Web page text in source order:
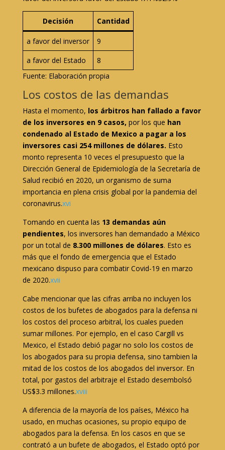
Decisión Cantidad
a favor del inversor
9
a favor del Estado
8
Fuente: Elaboración propia
Los costos de las demandas
Hasta el momento, los árbitros han fallado a favor
de los inversores en 9 casos, por los que han
condenado al Estado de Mexico a pagar a los
inversores casi 254millones de dólares. Esto
monto representa 10 veces el presupuesto que la
Dirección General de Epidemiología de la Secretaría de
Salud recibió en 2020, un organismo de suma
importancia en plena crisis global por la pandemia del
coronavirus.xvi
Tomando en cuenta las 13 demandas aún
pendientes, los inversores han demandado a México
por un total de 8.300 millones de dólares. Esto es
más que el fondo de emergencia que el Estado
mexicano dispuso para combatir Covid-19 en marzo
de 2020.xvii
Cabe mencionar que las cifras arriba no incluyen los
costos de los bufetes de abogados para la defensa ni
los costos del proceso arbitral, los cuales pueden
sumar millones. Por ejemplo, en el caso Cargill vs
Mexico, el Estado debió pagar no solo los costos de
los abogados para su propia defensa, sino tambien la
mitad de los costos de los abogados del inversor. En
total, por gastos del arbitraje el Estado desembolsó
US$3.3 millones.xviii
A diferencia de la mayoría de los países, México ha
usado, en muchas ocasiones, su propio equipo de
abogados para la defensa. En los casos en que se
contrató a un bufete de abogados, el Estado optó por